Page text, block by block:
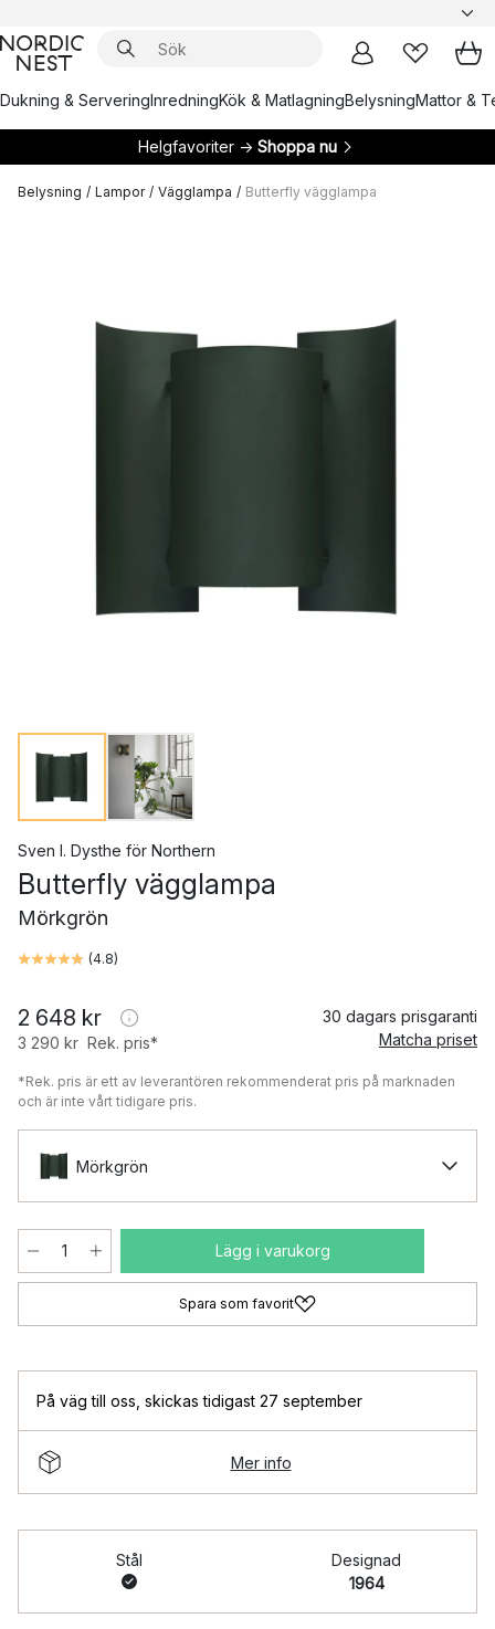
Dukning & ServeringInredningKök & MatlagningBelysningMattor &
Helgfavoriter → Shoppa nu
Belysning / Lampor / Vägglampa / Butterfly vägglampa
Sven I. Dysthe för Northern
Butterfly vägglampa
Mörkgrön
(4.8)
2 648 kr
3 290 kr Rek. pris*
30 dagars prisgaranti
Matcha priset
*Rek. pris är ett av leverantören rekommenderat pris på marknaden
och är inte vårt tidigare pris.
Mörkgrön
Lägg i varukorg
Spara som favorit
På väg till oss skickas tidigast 27 september
Mer info
Stål
Designad
1964